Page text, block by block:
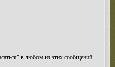
в любом из этих сообщений